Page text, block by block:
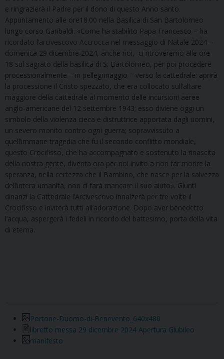
e ringrazierà il Padre per il dono di questo Anno santo.
Appuntamento alle ore18.00 nella Basilica di San Bartolomeo
lungo corso Garibaldi. «Come ha stabilito Papa Francesco – ha
ricordato l’arcivescovo Accrocca nel messaggio di Natale 2024 –
domenica 29 dicembre 2024, anche noi, ci ritroveremo alle ore
18 sul sagrato della basilica di S. Bartolomeo, per poi procedere
processionalmente – in pellegrinaggio – verso la cattedrale: aprirà
la processione il Cristo spezzato, che era collocato sull’altare
maggiore della cattedrale al momento delle incursioni aeree
anglo-americane del 12 settembre 1943; esso diviene oggi un
simbolo della violenza cieca e distruttrice apportata dagli uomini,
un severo monito contro ogni guerra; sopravvissuto a
quell’immane tragedia che fu il secondo conflitto mondiale,
questo Crocifisso, che ha accompagnato e sostenuto la rinascita
della nostra gente, diventa ora per noi invito a non far morire la
speranza, nella certezza che il Bambino, che nasce per la salvezza
dell’intera umanità, non ci farà mancare il suo aiuto». Giunti
dinanzi la Cattedrale l’Arcivescovo innalzerà per tre volte il
Crocifisso e inviterà tutti all’adorazione. Dopo aver benedetto
l’acqua, aspergerà i fedeli in ricordo del battesimo, porta della vita
di eterna.
Portone-Duomo-di-Benevento_640x480
libretto messa 29 dicembre 2024 Apertura Giubileo
manifesto